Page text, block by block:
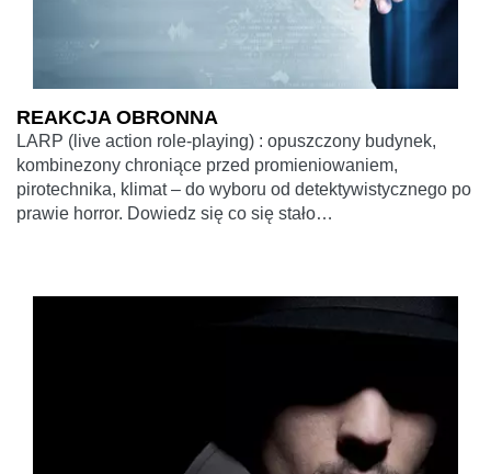
REAKCJA OBRONNA
LARP (live action role-playing) : opuszczony budynek,
kombinezony chroniące przed promieniowaniem,
pirotechnika, klimat – do wyboru od detektywistycznego po
prawie horror. Dowiedz się co się stało…